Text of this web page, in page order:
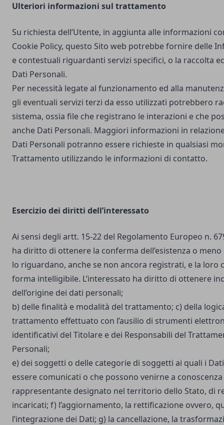
Ulteriori informazioni sul trattamento
Su richiesta dell’Utente, in aggiunta alle informazioni
Cookie Policy, questo Sito web potrebbe fornire delle
e contestuali riguardanti servizi specifici, o la raccolta
Dati Personali.
Per necessità legate al funzionamento ed alla
gli eventuali servizi terzi da esso utilizzati potrebbero
sistema, ossia file che registrano le interazioni e che
anche Dati Personali. Maggiori informazioni in
Dati Personali potranno essere richieste in qualsiasi
Trattamento utilizzando le informazioni di contatto.
Esercizio dei diritti dell’interessato
Ai sensi degli artt. 15-22 del Regolamento Europeo n.
ha diritto di ottenere la conferma dell’esistenza o
lo riguardano, anche se non ancora registrati, e la loro
forma intelligibile. L’interessato ha diritto di ottenere
dell’origine dei dati personali;
b) delle finalità e modalità del trattamento; c) della
trattamento effettuato con l’ausilio di strumenti
identificativi del Titolare e dei Responsabili del
Personali;
e) dei soggetti o delle categorie di soggetti ai quali i
essere comunicati o che possono venirne a
rappresentante designato nel territorio dello Stato, di
incaricati; f) l’aggiornamento, la rettificazione ovvero,
l’integrazione dei Dati; g) la cancellazione, la